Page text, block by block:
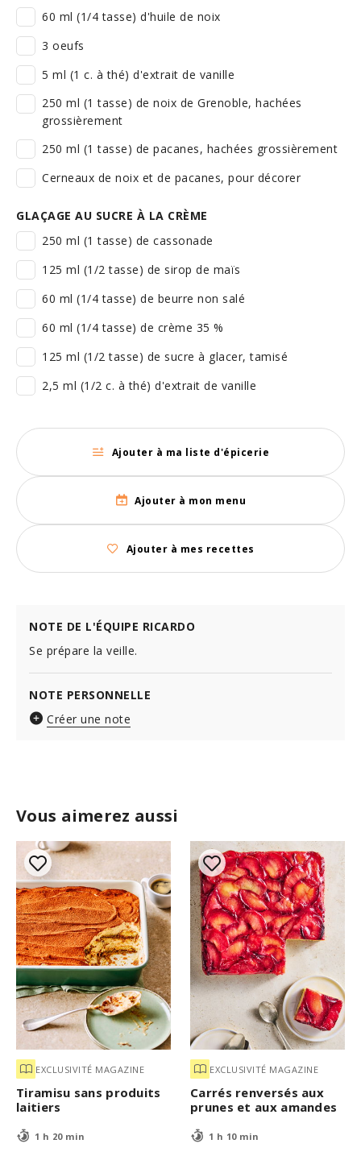
Vous aimerez aussi
EXCLUSIVITÉ MAGAZINE
Tiramisu sans produits
laitiers
1 h 20 min
EXCLUSIVITÉ MAGAZINE
Carrés renversés aux
prunes et aux amandes
1 h 10 min
60 ml (1/4 tasse) d'huile de noix
3 oeufs
5 ml (1 c. à thé) d'extrait de vanille
250 ml (1 tasse) de noix de Grenoble, hachées
grossièrement
250 ml (1 tasse) de pacanes, hachées grossièrement
Cerneaux de noix et de pacanes, pour décorer
GLAÇAGE AU SUCRE À LA CRÈME
250 ml (1 tasse) de cassonade
125 ml (1/2 tasse) de sirop de maïs
60 ml (1/4 tasse) de beurre non salé
60 ml (1/4 tasse) de crème 35 %
125 ml (1/2 tasse) de sucre à glacer, tamisé
2,5 ml (1/2 c. à thé) d'extrait de vanille
Ajouter à ma liste d'épicerie
Ajouter à mon menu
Ajouter à mes recettes
NOTE DE L'ÉQUIPE RICARDO
Se prépare la veille.
NOTE PERSONNELLE
Créer une note